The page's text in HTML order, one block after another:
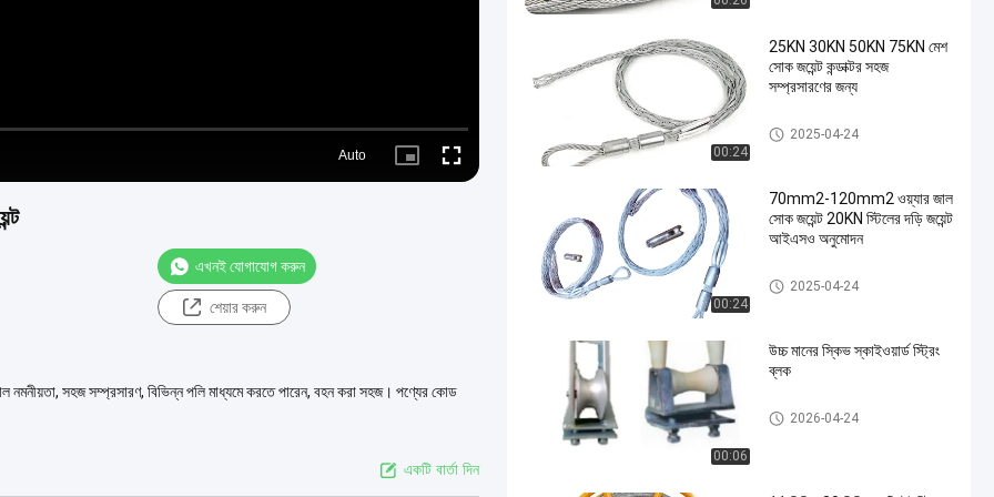
Auto
Picture- Fullscreen
এখনই যোগাযোগ করুন
শেয়ার করুন
নমনীয়তা, সহজ সম্প্রসারণ, বিভিন্ন পলি মাধ্যমে করতে পারেন, বহন করা সহজ। পণ্যের কোড
একটি বার্তা দিন
00:24
25KN 30KN 50KN 75KN মেশ
সোক জয়েন্ট কন্ডাক্টর সহজ
সম্প্রসারণের জন্য
Mesh Sock Joint
2025-04-24
00:24
70mm2-120mm2 ওয়্যার জাল
সোক জয়েন্ট 20KN স্টিলের দড়ি জয়েন্ট
আইএসও অনুমোদন
Mesh Sock Joint
2025-04-24
00:06
উচ্চ মানের স্কিভ স্কাইওয়ার্ড স্ট্রিং
ব্লক
Conductor Stringing Blocks
2026-04-24